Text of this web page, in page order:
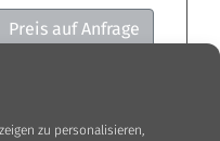
zu personalisieren,
Preis auf Anfrage